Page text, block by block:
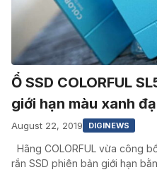
Ổ SSD COLORFUL
giới hạn màu xanh
August 22, 2019 DIGINEWS
Hãng COLORFUL vừa công
rắn SSD phiên bản giới hạn